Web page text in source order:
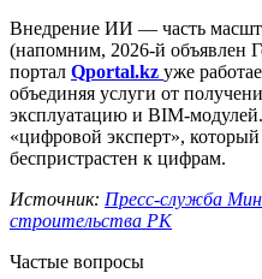
Внедрение ИИ — часть
(напомним, 2026-й объявлен
портал Qportal.kz уже
объединяя услуги от
эксплуатацию и BIM-
«цифровой эксперт»,
беспристрастен к цифрам.
Источник: Пресс-служба
строительства РК
Частые вопросы